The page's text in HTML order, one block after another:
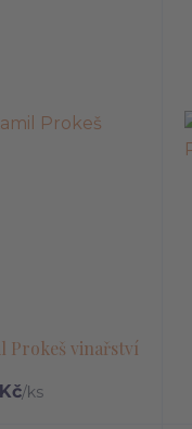
Prokeš vinařství
/ks